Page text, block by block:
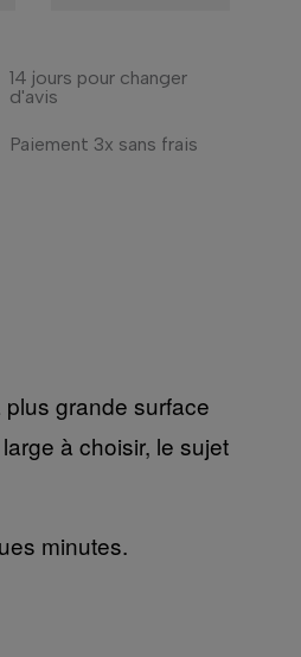
14 jours pour changer
d'avis
Paiement 3x sans frais
grande surface
à choisir, le sujet
minutes.